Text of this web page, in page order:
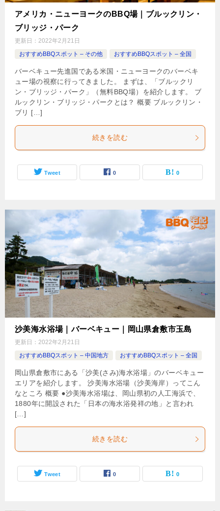
アメリカ・ニューヨークのBBQ場｜ブルックリン・
ブリッジ・パーク
更新日： 2022年2月21日
おすすめBBQスポット – その他
おすすめBBQスポット – 全国
バーベキュー先進国である米国・ニューヨークのバーベキ
ュー場の視察に行ってきました。 まずは、「ブルックリ
ン・ブリッジ・パーク」（無料BBQ場）を紹介します。 ブ
ルックリン・ブリッジ・パークとは？ 概要 ブルックリン・
ブリ […]
続きを読む
Tweet 0 0
沙美海水浴場｜バーベキュー｜岡山県倉敷市玉島
更新日： 2022年2月21日
おすすめBBQスポット – 中国地方
おすすめBBQスポット – 全国
岡山県倉敷市にある「沙美(さみ)海水浴場」のバーベキュー
エリアを紹介します。 沙美海水浴場（沙美海岸）ってこん
なところ 概要 ●沙美海水浴場は、岡山県初の人工海浜で、
1880年に開設された「日本の海水浴発祥の地」と言われ
[…]
続きを読む
Tweet 0 0